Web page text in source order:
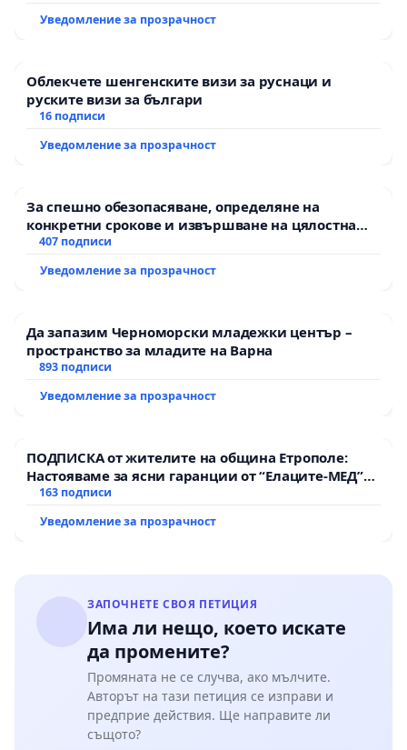
Уведомление за прозрачност
Облекчете шенгенските визи за руснаци и
руските визи за българи
16 подписи
Уведомление за прозрачност
За спешно обезопасяване, определяне на
конкретни срокове и извършване на цялостна
рехабилитация на републиканския път между
Мирово - к.к. Момин проход
407 подписи
Уведомление за прозрачност
Да запазим Черноморски младежки център –
пространство за младите на Варна
893 подписи
Уведомление за прозрачност
ПОДПИСКА от жителите на община Етрополе:
Настояваме за ясни гаранции от “Елаците-МЕД”
АД и от държавата, че ще се изпълнят всички
163 подписи
Уведомление за прозрачност
ЗАПОЧНЕТЕ СВОЯ ПЕТИЦИЯ
Има ли нещо, което искате
да промените?
Промяната не се случва, ако мълчите.
Авторът на тази петиция се изправи и
предприе действия. Ще направите ли
същото?